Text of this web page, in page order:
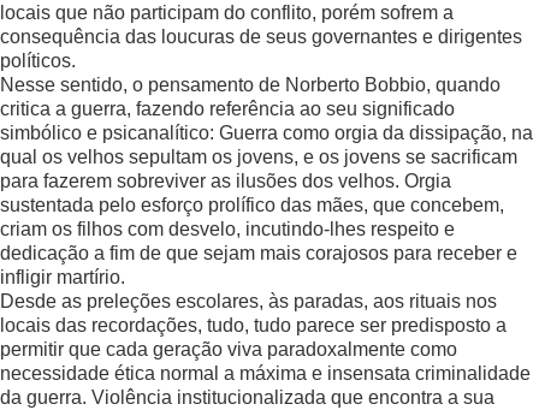
locais que não participam do conflito, porém sofrem a
consequência das loucuras de seus governantes e dirigentes
políticos.
Nesse sentido, o pensamento de Norberto Bobbio, quando
critica a guerra, fazendo referência ao seu significado
simbólico e psicanalítico: Guerra como orgia da dissipação, na
qual os velhos sepultam os jovens, e os jovens se sacrificam
para fazerem sobreviver as ilusões dos velhos. Orgia
sustentada pelo esforço prolífico das mães, que concebem,
criam os filhos com desvelo, incutindo-lhes respeito e
dedicação a fim de que sejam mais corajosos para receber e
infligir martírio.
Desde as preleções escolares, às paradas, aos rituais nos
locais das recordações, tudo, tudo parece ser predisposto a
permitir que cada geração viva paradoxalmente como
necessidade ética normal a máxima e insensata criminalidade
da guerra. Violência institucionalizada que encontra a sua